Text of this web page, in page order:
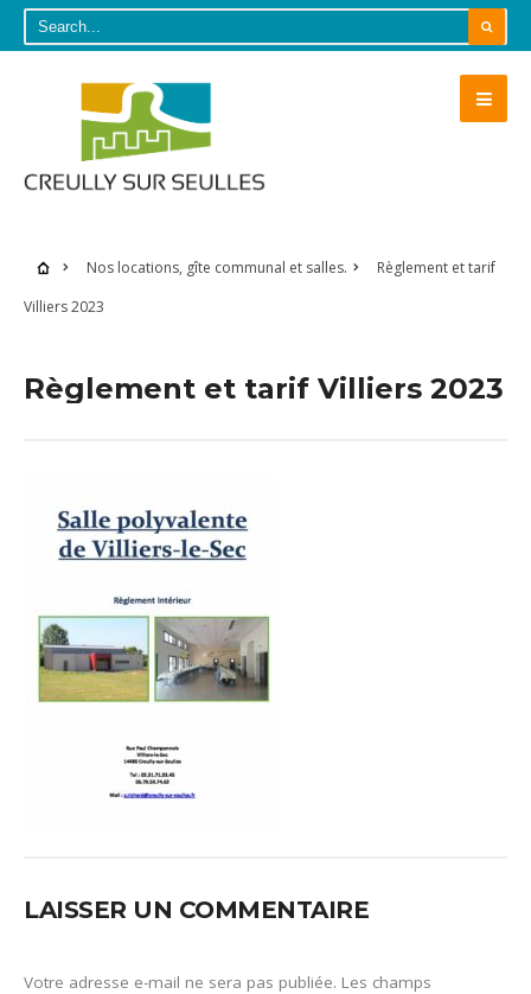
Nos locations, gîte communal et salles.
Règlement et tarif
Villiers 2023
Règlement et tarif Villiers 2023
LAISSER UN COMMENTAIRE
Votre adresse e-mail ne sera pas publiée. Les champs